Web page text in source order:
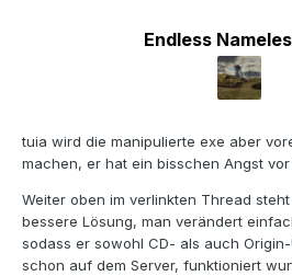
Endless
tuia wird die manipulierte exe aber
machen, er hat ein bisschen Angst vor
Weiter oben im verlinkten Thread
bessere Lösung, man verändert
sodass er sowohl CD- als auch
schon auf dem Server, funktioniert